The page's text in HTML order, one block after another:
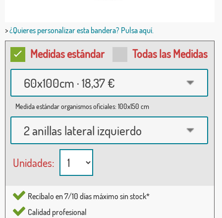
>¿Quieres personalizar esta bandera? Pulsa aquí.
Medidas estándar Todas las Medidas
60x100cm · 18,37 €
Medida estándar organismos oficiales: 100x150 cm
2 anillas lateral izquierdo
Unidades:
Recíbalo en 7/10 días máximo sin stock*
Calidad profesional